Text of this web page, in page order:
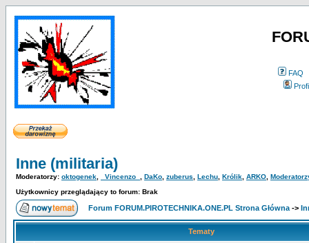
FAQ
Inne (militaria)
Moderatorzy: oktogenek _Vincenzo_ DaKo zuberus Lechu Królik ARKO
Użytkownicy przeglądający to forum: Brak
Forum FORUM.PIROTECHNIKA.ONE.PL Strona Główna ->
Tematy